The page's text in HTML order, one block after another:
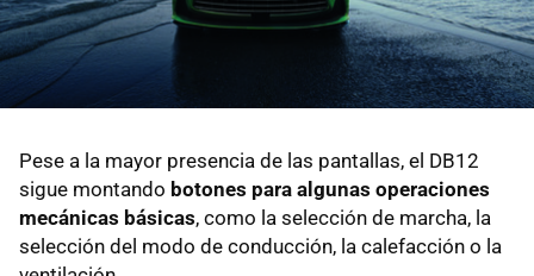
Pese a la mayor presencia de las pantallas, el DB12
sigue montando botones para algunas operaciones
mecánicas básicas, como la selección de marcha, la
selección del modo de conducción, la calefacción o la